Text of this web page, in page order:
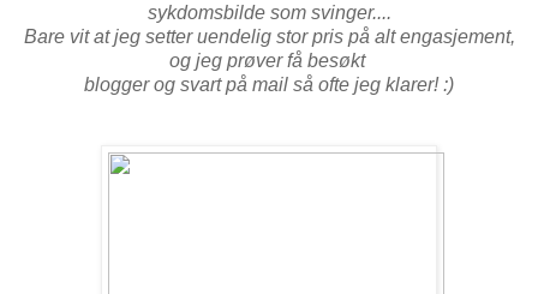
sykdomsbilde som svinger....
Bare vit at jeg setter uendelig stor pris på alt engasjement,
og jeg prøver få besøkt
blogger og svart på mail så ofte jeg klarer! :)